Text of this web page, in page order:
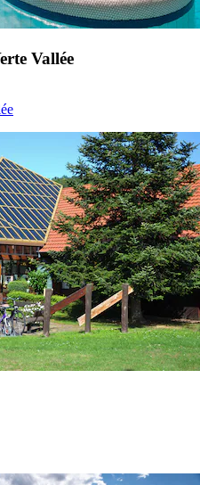
Vallée